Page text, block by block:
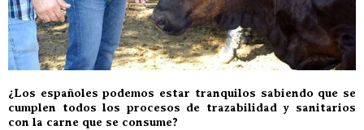
¿Los españoles podemos estar tranquilos sabiendo que se
cumplen todos los procesos de trazabilidad y sanitarios
con la carne que se consume?